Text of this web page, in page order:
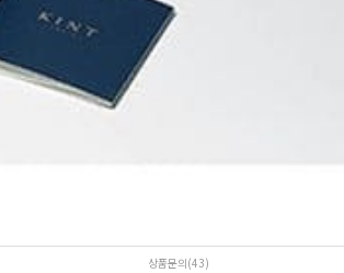
상품문의(43)